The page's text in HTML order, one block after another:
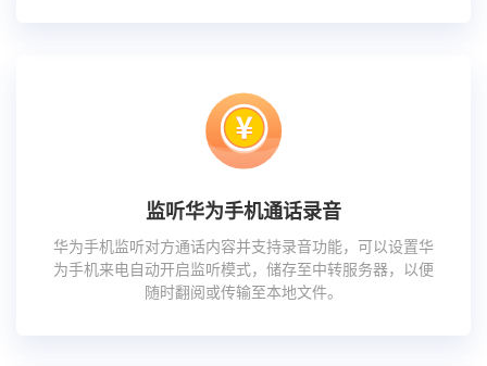
监听华为手机通话录音
华为手机监听对方通话内容并支持录音功能，可以设置华
为手机来电自动开启监听模式，储存至中转服务器，以便
随时翻阅或传输至本地文件。